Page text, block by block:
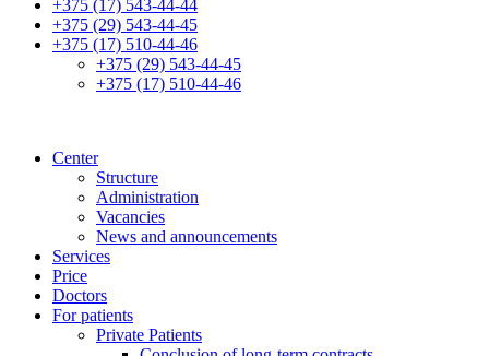
+375 (17) 543-44-44
+375 (29) 543-44-45
+375 (17) 510-44-46
+375 (29) 543-44-45
+375 (17) 510-44-46
Center
Structure
Administration
Vacancies
News and announcements
Services
Price
Doctors
For patients
Private Patients